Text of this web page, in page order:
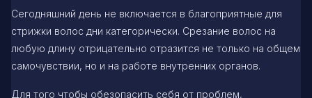
Сегодняшний день не включается в благоприятные для
стрижки волос дни категорически. Срезание волос на
любую длину отрицательно отразится не только на общем
самочувствии, но и на работе внутренних органов.
Для того чтобы обезопасить себя от проблем,